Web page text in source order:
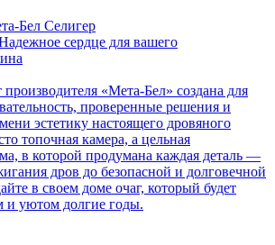
Бел Селигер
сердце для вашего
«Мета-Бел» создана для
проверенные решения и
эстетику настоящего дровяного
топочная камера, а цельная
в которой продумана каждая деталь —
дров до безопасной и долговечной
в своем доме очаг, который будет
и уютом долгие годы.